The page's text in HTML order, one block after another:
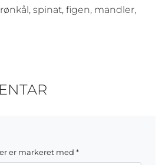
spinat, figen, mandler,
er markeret med *